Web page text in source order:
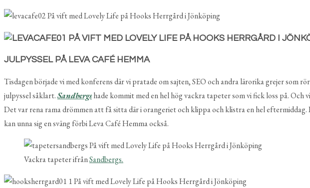
JULPYSSEL PÅ LEVA CAFÉ HEMMA
Tisdagen började vi med konferens där vi pratade om sajten, SEO och andra lärorika grejer som
julpyssel såklart.Sandbergshade kommit med en hel hög vackra tapeter som vi fick loss på. Och
Det var rena rama drömmen att få sitta där i orangeriet och klippa och klistra en hel
kan unna sig en sväng förbi Leva Café Hemma också.
Vackra tapeter ifrånSandbergs.